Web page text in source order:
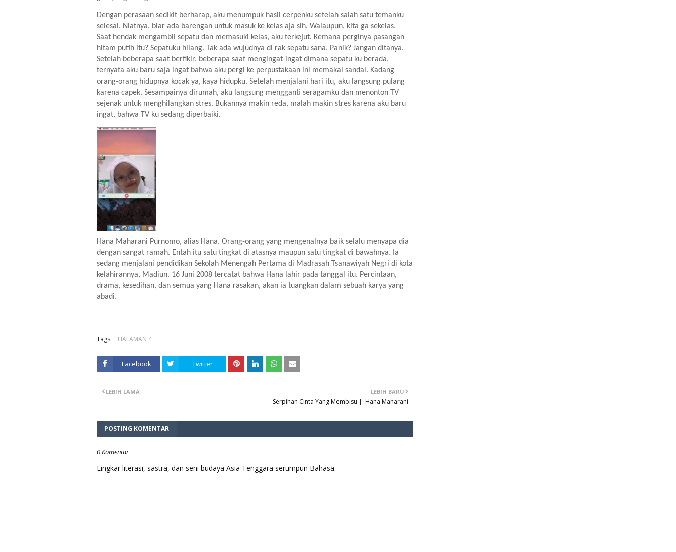
Dengan perasaan sedikit berharap, aku menumpuk hasil cerpenku setelah salah satu temanku
selesai. Niatnya, biar ada barengan untuk masuk ke kelas aja sih. Walaupun, kita ga sekelas.
Saat hendak mengambil sepatu dan memasuki kelas, aku terkejut. Kemana perginya pasangan
hitam putih itu? Sepatuku hilang. Tak ada wujudnya di rak sepatu sana. Panik? Jangan ditanya.
Setelah beberapa saat berfikir, beberapa saat mengingat-ingat dimana sepatu ku berada,
ternyata aku baru saja ingat bahwa aku pergi ke perpustakaan ini memakai sandal. Kadang
orang-orang hidupnya kocak ya, kaya hidupku. Setelah menjalani hari itu, aku langsung pulang
karena capek. Sesampainya dirumah, aku langsung mengganti seragamku dan menonton TV
sejenak untuk menghilangkan stres. Bukannya makin reda, malah makin stres karena aku baru
ingat, bahwa TV ku sedang diperbaiki.
Hana Maharani Purnomo, alias Hana. Orang-orang yang mengenalnya baik selalu menyapa dia
dengan sangat ramah. Entah itu satu tingkat di atasnya maupun satu tingkat di bawahnya. Ia
sedang menjalani pendidikan Sekolah Menengah Pertama di Madrasah Tsanawiyah Negri di kota
kelahirannya, Madiun. 16 Juni 2008 tercatat bahwa Hana lahir pada tanggal itu. Percintaan,
drama, kesedihan, dan semua yang Hana rasakan, akan ia tuangkan dalam sebuah karya yang
abadi.
Tags: HALAMAN 4
Facebook Twitter
LEBIH BARU
Serpihan Cinta Yang Membisu |: Hana Maharani
LEBIH LAMA
POSTING KOMENTAR
0 Komentar
Lingkar literasi, sastra, dan seni budaya Asia Tenggara serumpun Bahasa.